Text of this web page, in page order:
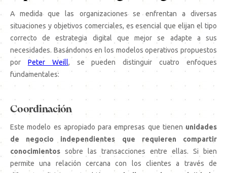
A medida que las organizaciones se enfrentan a diversas
situaciones y objetivos comerciales, es esencial que elijan el tipo
correcto de estrategia digital que mejor se adapte a sus
necesidades. Basándonos en los modelos operativos propuestos
por Peter Weill, se pueden distinguir cuatro enfoques
fundamentales:
Coordinación
Este modelo es apropiado para empresas que tienenunidades
de negocio independientes que requieren compartir
conocimientos sobre las transacciones entre ellas. Si bien
permite una relación cercana con los clientes a través de